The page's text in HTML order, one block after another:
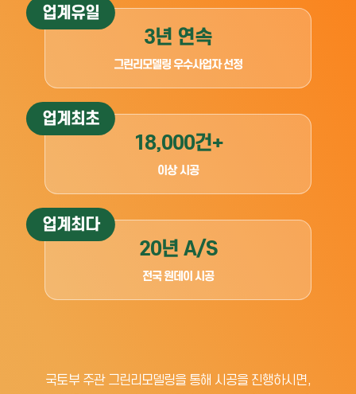
업계유일
3년 연속
그린리모델링 우수사업자 선정
업계최초
18,000건+
이상 시공
업계최다
20년 A/S
전국 원데이 시공
국토부 주관 그린리모델링을 통해 시공을 진행하시면,